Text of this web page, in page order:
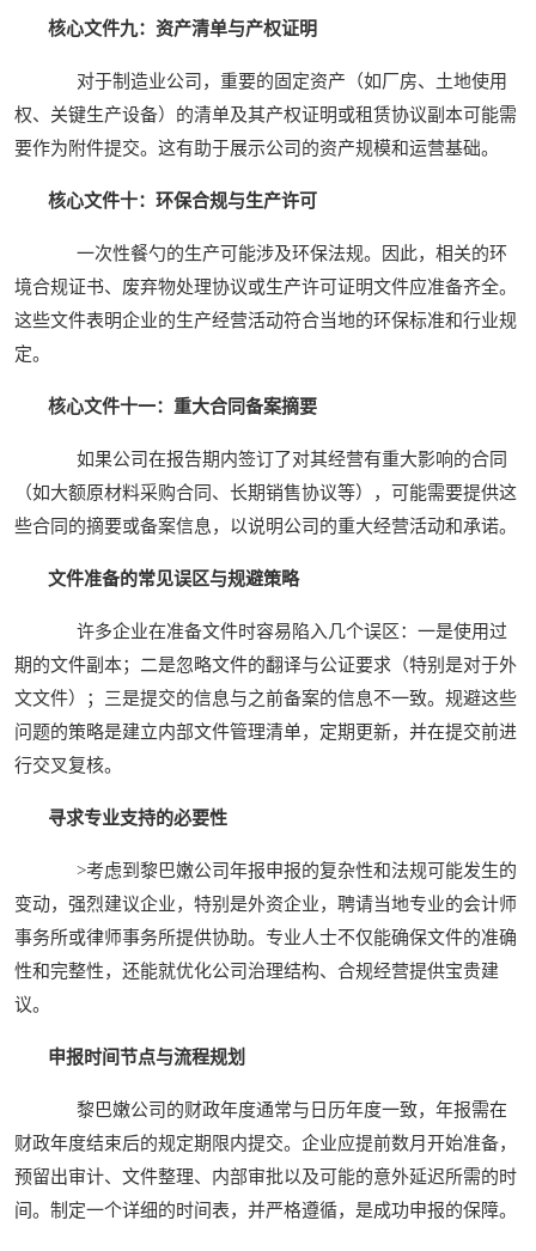
核心文件九：资产清单与产权证明
对于制造业公司，重要的固定资产（如厂房、土地使用
权、关键生产设备）的清单及其产权证明或租赁协议副本可能需
要作为附件提交。这有助于展示公司的资产规模和运营基础。
核心文件十：环保合规与生产许可
一次性餐勺的生产可能涉及环保法规。因此，相关的环
境合规证书、废弃物处理协议或生产许可证明文件应准备齐全。
这些文件表明企业的生产经营活动符合当地的环保标准和行业规
定。
核心文件十一：重大合同备案摘要
如果公司在报告期内签订了对其经营有重大影响的合同
（如大额原材料采购合同、长期销售协议等），可能需要提供这
些合同的摘要或备案信息，以说明公司的重大经营活动和承诺。
文件准备的常见误区与规避策略
许多企业在准备文件时容易陷入几个误区：一是使用过
期的文件副本；二是忽略文件的翻译与公证要求（特别是对于外
文文件）；三是提交的信息与之前备案的信息不一致。规避这些
问题的策略是建立内部文件管理清单，定期更新，并在提交前进
行交叉复核。
寻求专业支持的必要性
>考虑到黎巴嫩公司年报申报的复杂性和法规可能发生的
变动，强烈建议企业，特别是外资企业，聘请当地专业的会计师
事务所或律师事务所提供协助。专业人士不仅能确保文件的准确
性和完整性，还能就优化公司治理结构、合规经营提供宝贵建
议。
申报时间节点与流程规划
黎巴嫩公司的财政年度通常与日历年度一致，年报需在
财政年度结束后的规定期限内提交。企业应提前数月开始准备，
预留出审计、文件整理、内部审批以及可能的意外延迟所需的时
间。制定一个详细的时间表，并严格遵循，是成功申报的保障。